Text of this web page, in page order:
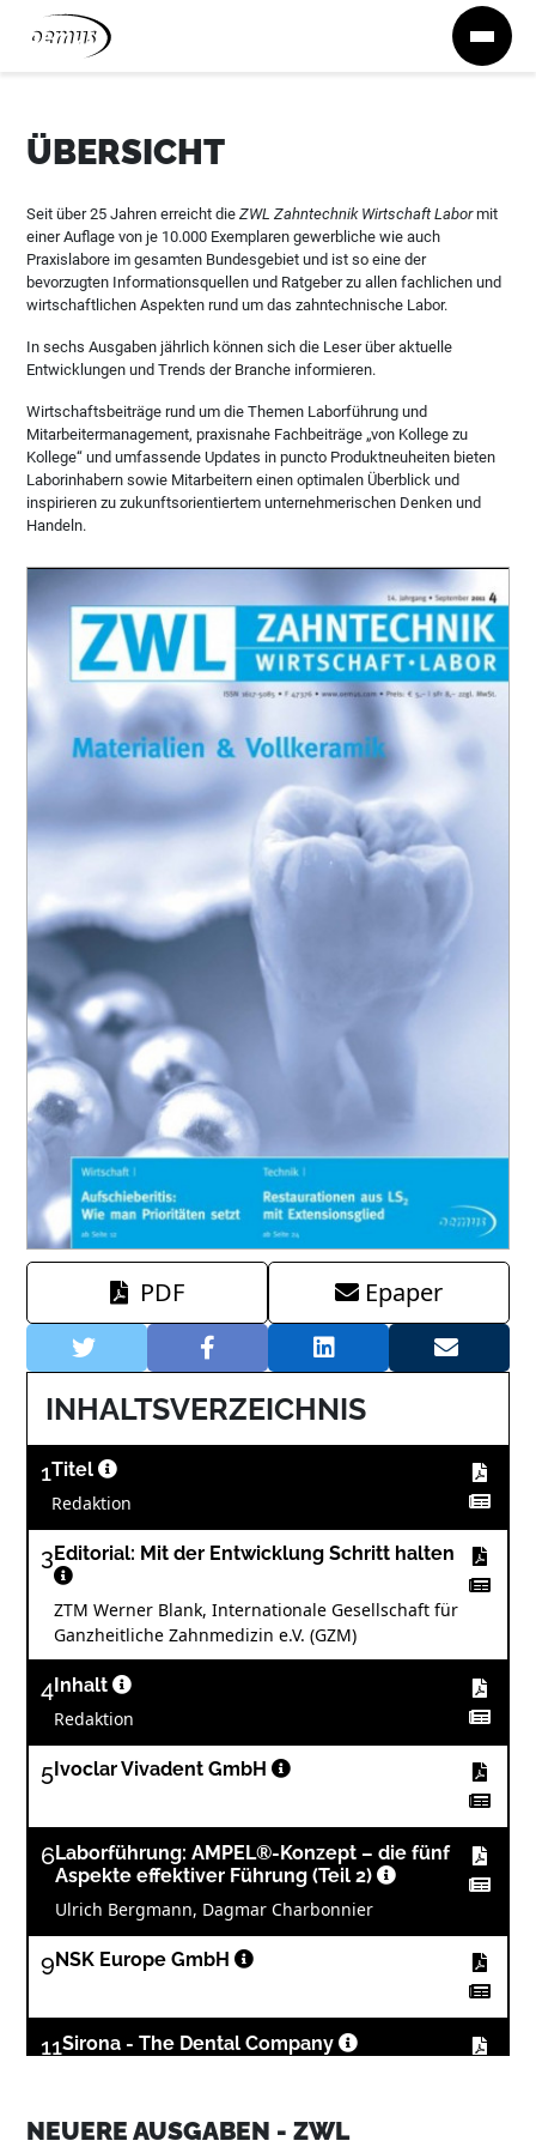
Zum Inhalt springen
ÜBERSICHT
Seit über 25 Jahren erreicht dieZWL Zahntechnik Wirtschaft Labormit
einer Auflage von je 10.000 Exemplaren gewerbliche wie auch
Praxislabore im gesamten Bundesgebiet und ist so eine der
bevorzugten Informationsquellen und Ratgeber zu allen fachlichen und
wirtschaftlichen Aspekten rund um das zahntechnische Labor.
In sechs Ausgaben jährlich können sich die Leser über aktuelle
Entwicklungen und Trends der Branche informieren.
Wirtschaftsbeiträge rund um die Themen Laborführung und
Mitarbeitermanagement, praxisnahe Fachbeiträge „von Kollege zu
Kollege“ und umfassende Updates in puncto Produktneuheiten bieten
Laborinhabern sowie Mitarbeitern einen optimalen Überblick und
inspirieren zu zukunftsorientiertem unternehmerischen Denken und
Handeln.
PDF Epaper
INHALTSVERZEICHNIS
1Titel
Redaktion
3 Editorial: Mit der Entwicklung Schritt halten
ZTM Werner Blank, Internationale Gesellschaft für
Ganzheitliche Zahnmedizin e.V. (GZM)
4 Inhalt
Redaktion
5 Ivoclar Vivadent GmbH
6Laborführung: AMPEL®-Konzept – die fünf
Aspekte effektiver Führung (Teil 2)
Ulrich Bergmann, Dagmar Charbonnier
9 NSK Europe GmbH
11Sirona - The Dental Company
12Laboralltag: Aufschieberitis - wie man
NEUERE AUSGABEN - ZWL